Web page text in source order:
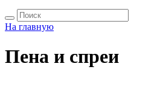
На главную
Пена и спреи